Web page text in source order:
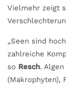
Vielmehr zeigt
„Seen sind
zahlreiche
so Resch.
(Makrophyten),